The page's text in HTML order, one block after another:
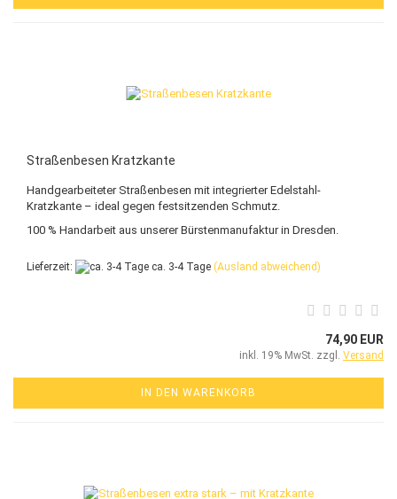
Straßenbesen Kratzkante
Handgearbeiteter Straßenbesen mit integrierter Edelstahl-
Kratzkante – ideal gegen festsitzenden Schmutz.
100 % Handarbeit aus unserer Bürstenmanufaktur in Dresden.
Lieferzeit: ca. 3-4 Tage (Ausland abweichend)
74,90 EUR
inkl. 19% MwSt. zzgl. Versand
IN DEN WARENKORB